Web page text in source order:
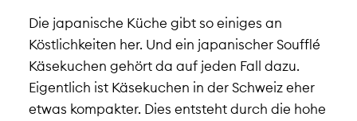
Die japanische Küche gibt so einiges an
Köstlichkeiten her. Und ein japanischer Soufflé
Käsekuchen gehört da auf jeden Fall dazu.
Eigentlich ist Käsekuchen in der Schweiz eher
etwas kompakter. Dies entsteht durch die hohe